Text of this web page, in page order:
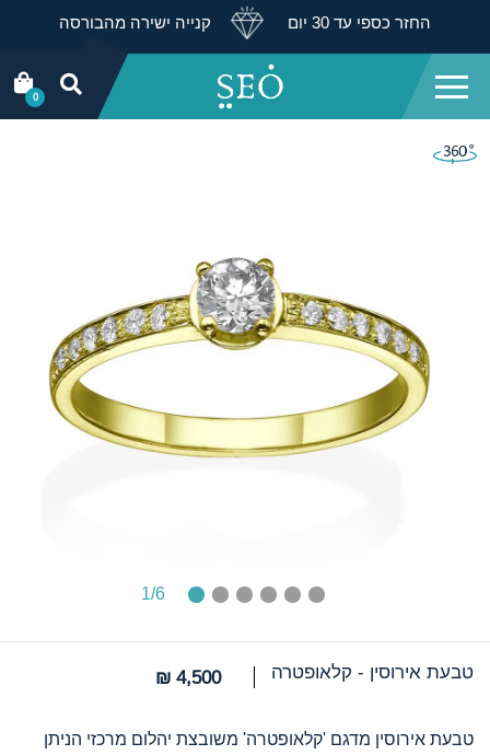
החזר כספי עד 30 יום קנייה ישירה מהבורסה
0
1/6
טבעת אירוסין - קלאופטרה 4,500 ₪
טבעת אירוסין מדגם 'קלאופטרה' משובצת יהלום מרכזי הניתן